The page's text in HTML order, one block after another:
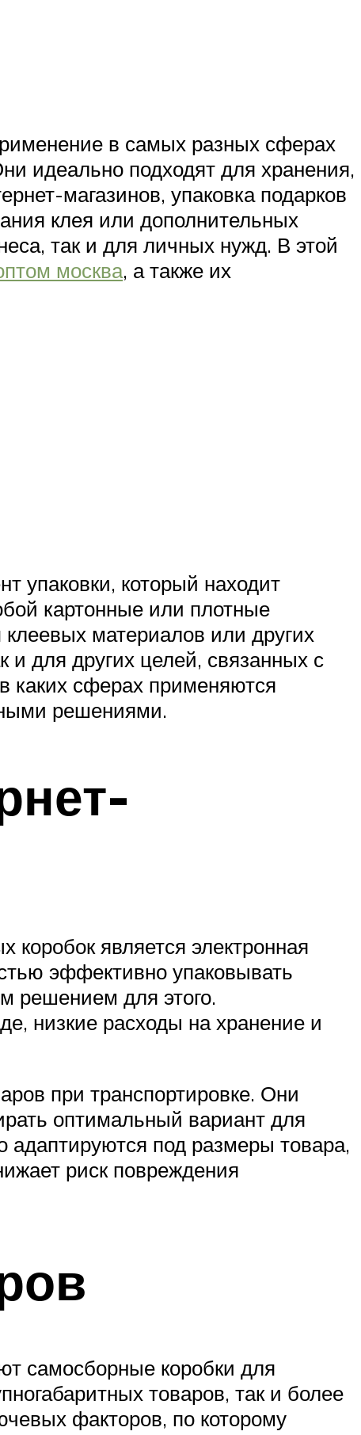
в самых разных сферах
идеально подходят для хранения,
магазинов, упаковка подарков
клея или дополнительных
так и для личных нужд. В этой
москва, а также их
упаковки, который находит
картонные или плотные
материалов или других
и для других целей, связанных с
каких сферах применяются
решениями.
является электронная
эффективно упаковывать
решением для этого.
низкие расходы на хранение и
при транспортировке. Они
оптимальный вариант для
адаптируются под размеры товара,
риск повреждения
самосборные коробки для
товаров, так и более
факторов, по которому